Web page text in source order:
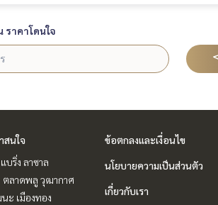
ราคาโดนใจ
สนใจ
บริ่ง ลาซาล
ตลาดพลู วุฒากาศ
ะ เมืองทอง
ข้อตกลงและเงื่อนไข
นโยบายความเป็นส่วนตัว
เกี่ยวกับเรา